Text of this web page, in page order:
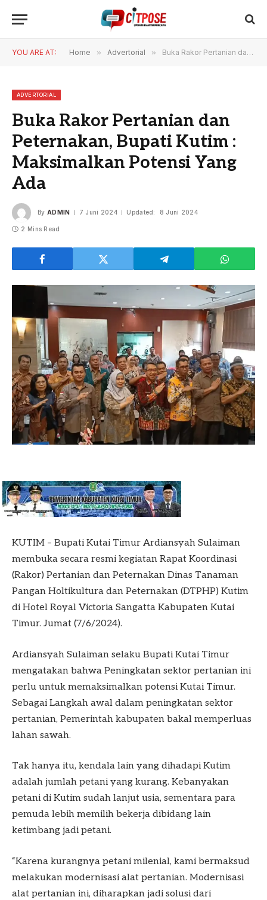
YOU ARE AT: Home » Advertorial » Buka Rakor Pertanian dan Peternakan, Bupati Kutim : Maksimalkan Potensi Yang Ada
ADVERTORIAL
Buka Rakor Pertanian dan
Peternakan, Bupati Kutim :
Maksimalkan Potensi Yang
Ada
By ADMIN 7 Juni 2024 Updated: 8 Juni 2024
2 Mins Read
KUTIM – Bupati Kutai Timur Ardiansyah Sulaiman
membuka secara resmi kegiatan Rapat Koordinasi
(Rakor) Pertanian dan Peternakan Dinas Tanaman
Pangan Holtikultura dan Peternakan (DTPHP) Kutim
di Hotel Royal Victoria Sangatta Kabupaten Kutai
Timur. Jumat (7/6/2024).
Ardiansyah Sulaiman selaku Bupati Kutai Timur
mengatakan bahwa Peningkatan sektor pertanian ini
perlu untuk memaksimalkan potensi Kutai Timur.
Sebagai Langkah awal dalam peningkatan sektor
pertanian, Pemerintah kabupaten bakal memperluas
lahan sawah.
Tak hanya itu, kendala lain yang dihadapi Kutim
adalah jumlah petani yang kurang. Kebanyakan
petani di Kutim sudah lanjut usia, sementara para
pemuda lebih memilih bekerja dibidang lain
ketimbang jadi petani.
“Karena kurangnya petani milenial, kami bermaksud
melakukan modernisasi alat pertanian. Modernisasi
alat pertanian ini, diharapkan jadi solusi dari